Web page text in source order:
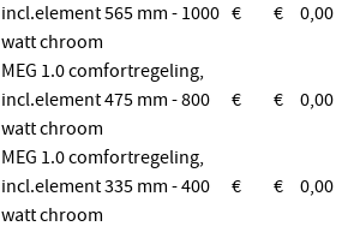
incl.element 565 mm - 1000
watt chroom
€ € 0,00
MEG 1.0 comfortregeling,
incl.element 475 mm - 800
watt chroom
€ € 0,00
MEG 1.0 comfortregeling,
incl.element 335 mm - 400
watt chroom
€ € 0,00